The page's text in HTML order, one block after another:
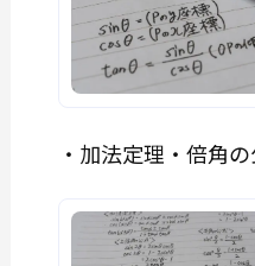
・加法定理・倍角